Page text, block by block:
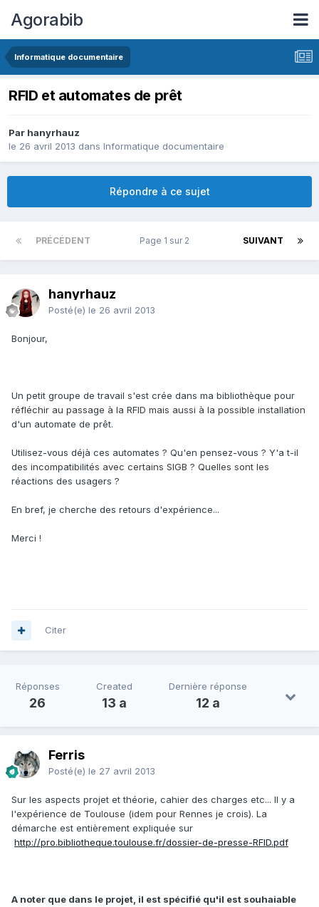
Agorabib
Informatique documentaire
RFID et automates de prêt
Par hanyrhauz
le 26 avril 2013 dans Informatique documentaire
Répondre à ce sujet
PRÉCÉDENT SUIVANT
Page 1 sur 2
hanyrhauz
Posté(e) le 26 avril 2013
Bonjour,
Un petit groupe de travail s'est crée dans ma bibliothèque pour
réfléchir au passage à la RFID mais aussi à la possible installation
d'un automate de prêt.
Utilisez-vous déjà ces automates ? Qu'en pensez-vous ? Y'a t-il
des incompatibilités avec certains SIGB ? Quelles sont les
réactions des usagers ?
En bref, je cherche des retours d'expérience...
Merci !
Citer
Réponses
26
Created
13 a
Dernière réponse
12 a
Ferris
Posté(e) le 27 avril 2013
Sur les aspects projet et théorie, cahier des charges etc... Il y a
l'expérience de Toulouse (idem pour Rennes je crois). La
démarche est entièrement expliquée sur
http://pro.bibliotheque.toulouse.fr/dossier-de-presse-RFID.pdf
A noter que dans le projet, il est spécifié qu'il est souhaiable